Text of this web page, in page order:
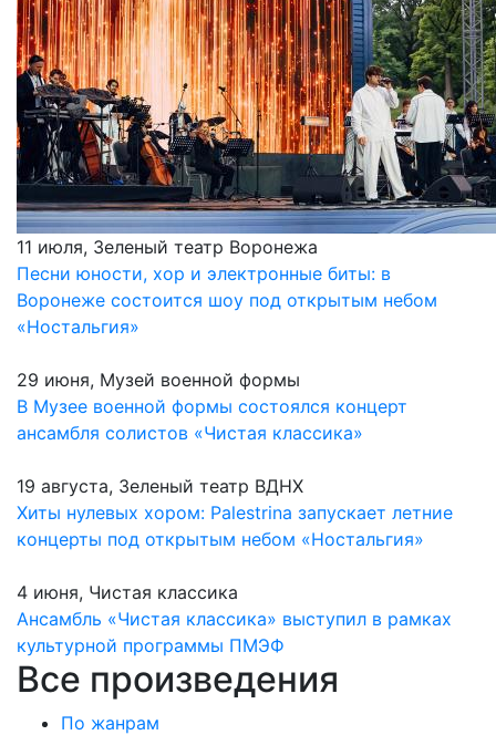
11 июля, Зеленый театр Воронежа
Песни юности, хор и электронные биты: в
Воронеже состоится шоу под открытым небом
«Ностальгия»
29 июня, Музей военной формы
В Музее военной формы состоялся концерт
ансамбля солистов «Чистая классика»
19 августа, Зеленый театр ВДНХ
Хиты нулевых хором: Palestrina запускает летние
концерты под открытым небом «Ностальгия»
4 июня, Чистая классика
Ансамбль «Чистая классика» выступил в рамках
культурной программы ПМЭФ
Все произведения
По жанрам